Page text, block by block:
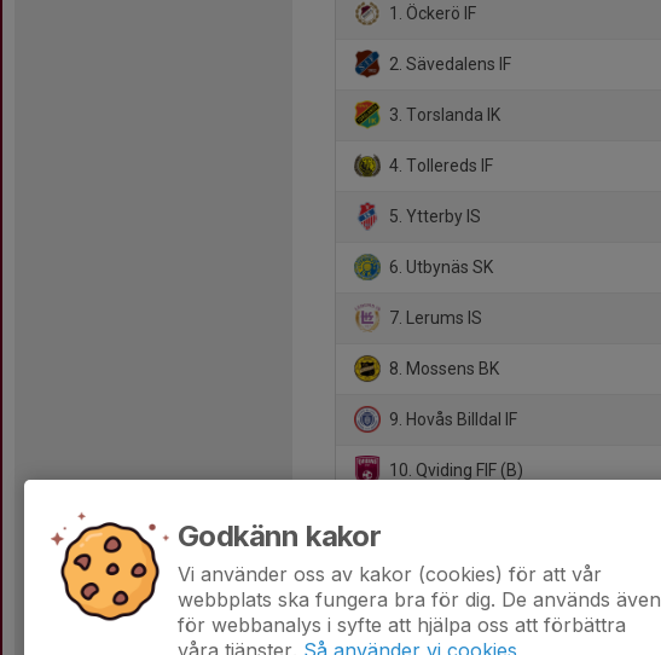
1. Öckerö IF
2. Sävedalens IF
3. Torslanda IK
4. Tollereds IF
5. Ytterby IS
6. Utbynäs SK
7. Lerums IS
8. Mossens BK
9. Hovås Billdal IF
10. Qviding FIF (B)
12. Mölnlycke IF
Godkänn kakor
Vi använder oss av kakor (cookies) för att vår
webbplats ska fungera bra för dig. De används även
för webbanalys i syfte att hjälpa oss att förbättra
våra tjänster. Så använder vi cookies